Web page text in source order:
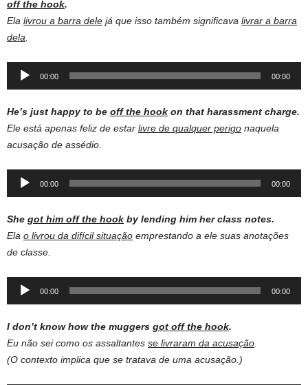
off the hook.
Ela livrou a barra dele já que isso também significava livrar a barra
dela
Audio
00:00 00:00
He’s just happy to be off the hook on that harassment charge.
Ele está apenas feliz de estar livre de qualquer perigo naquela
acusação de assédio.
Audio
00:00 00:00
She got him off the hook by lending him her class notes.
Ela o livrou da difícil situação emprestando a ele suas anotações
de classe.
Audio
00:00 00:00
I don’t know how the muggers got off the hook.
Eu não sei como os assaltantes se livraram da acusação
(O contexto implica que se tratava de uma acusação.)